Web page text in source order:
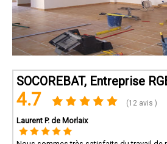
SOCOREBAT, Entreprise
4.7 (12 avis )
Laurent P. de Morlaix